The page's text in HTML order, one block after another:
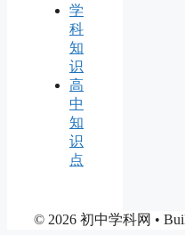
学
科
知
识
高
中
知
识
点
© 2026 初中学科网 •